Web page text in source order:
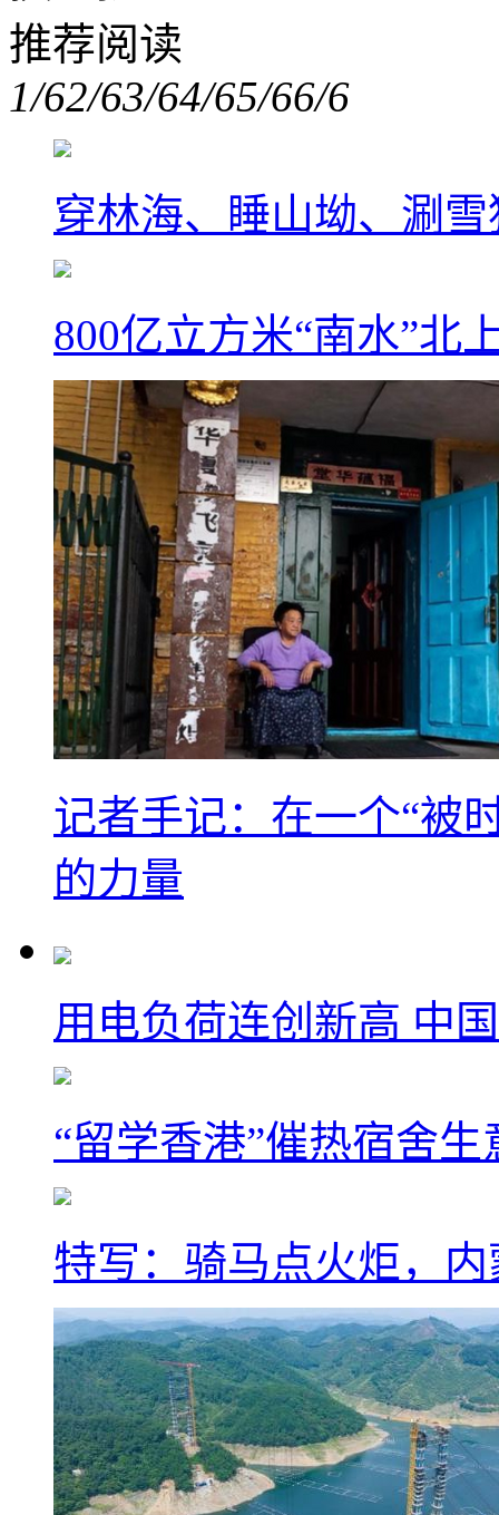
推荐阅读
1/62/63/64/65/66/6
穿林海、睡山坳、涮
800亿立方米“南水”北
记者手记：在一个“被
的力量
用电负荷连创新高 中
“留学香港”催热宿舍
特写：骑马点火炬，